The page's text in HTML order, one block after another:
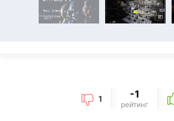
1 -1
рейтинг